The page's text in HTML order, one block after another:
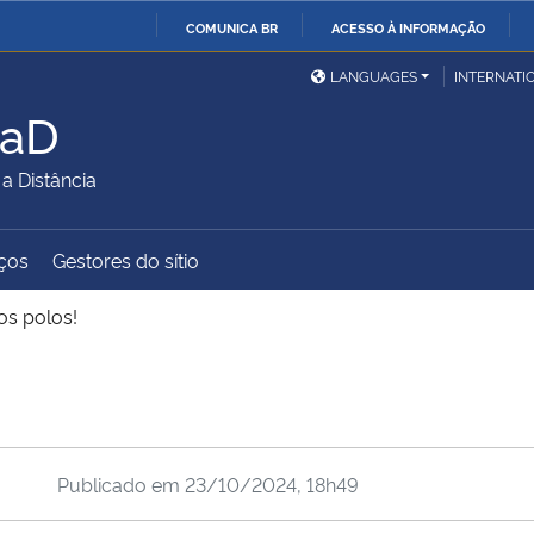
COMUNICA BR ACESSO À INFORMAÇÃO
Ministério da Defesa
Ministério das Relações
Exteriores
Ministério da Cidadania
Ministério do
Desenvolvimento Regional
LANGUAGES
Distância
Gestores do sítio
polos!
Publicado em 23/10/2024, 18h49